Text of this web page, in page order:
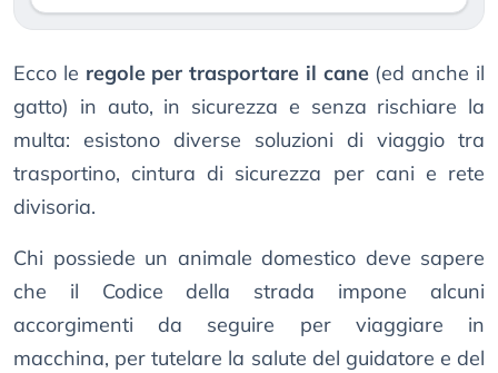
Ecco le regole per trasportare il cane(ed anche il
gatto) in auto, in sicurezza e senza rischiare la
multa: esistono diverse soluzioni di viaggio tra
trasportino, cintura di sicurezza per cani e rete
divisoria.
Chi possiede un animale domestico deve sapere
che il Codice della strada impone alcuni
accorgimenti da seguire per viaggiare in
macchina, per tutelare la salute del guidatore e del